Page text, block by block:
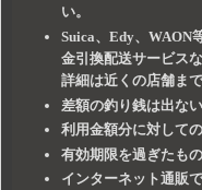
い。
Suica、Edy、WAON
金引換配送サービス
詳細は近くの店舗ま
差額の釣り銭は出ない
利用金額分に対して
有効期限を過ぎたも
インターネット通販